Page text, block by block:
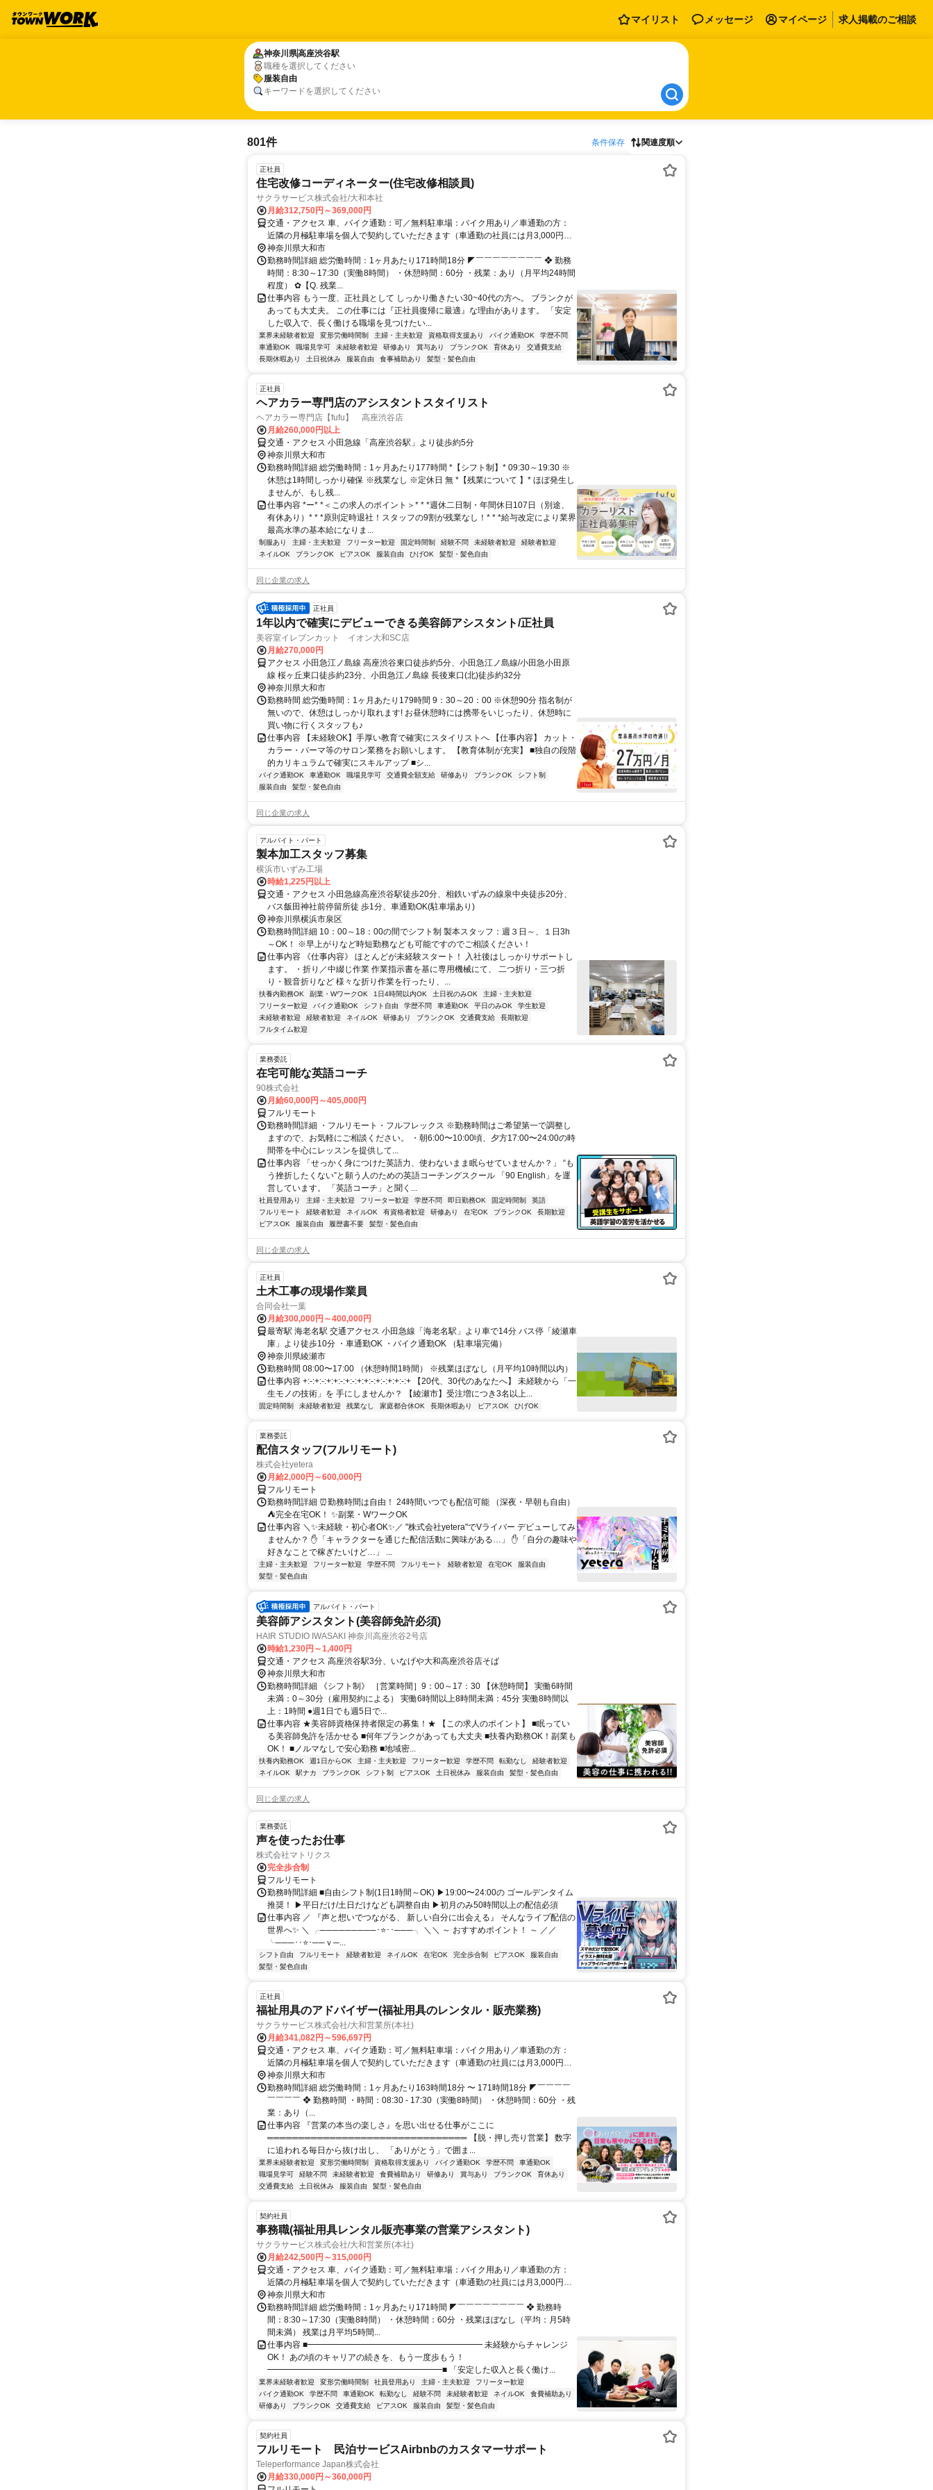
マイリスト メッセージ マイページ 求人掲載のご相談
神奈川県高座渋谷駅
職種を選択してください
服装自由
キーワードを選択してください
神奈川県高座渋谷駅
服装自由
801件 条件保存 関連度順
正社員
住宅改修コーディネーター(住宅改修相談員)
サクラサービス株式会社/大和本社
月給312,750円～369,000円
交通・アクセス 車、バイク通勤：可／無料駐車場：バイク用あり／車通勤の方：
近隣の月極駐車場を個人で契約していただきます（車通勤の社員には月3,000円を
駐車場補助金として支給します）
神奈川県大和市
勤務時間詳細 総労働時間：1ヶ月あたり171時間18分 ◤￣￣￣￣￣￣￣￣ ❖ 勤務
時間：8:30～17:30（実働8時間） ・休憩時間：60分 ・残業：あり（月平均24時間
程度） ✿【Q. 残業...
仕事内容 もう一度、正社員として しっかり働きたい30~40代の方へ。 ブランクが
あっても大丈夫。 この仕事には『正社員復帰に最適』な理由があります。 「安定
した収入で、長く働ける職場を見つけたい...
業界未経験者歓迎 変形労働時間制 主婦・主夫歓迎 資格取得支援あり バイク通勤OK
学歴不問
車通勤OK
職場見学可 未経験者歓迎 研修あり 賞与あり ブランクOK 育休あり
交通費支給
長期休暇あり
土日祝休み 服装自由 食事補助あり 髪型・髪色自由
正社員
ヘアカラー専門店のアシスタントスタイリスト
ヘアカラー専門店【fufu】 高座渋谷店
月給260,000円以上
交通・アクセス 小田急線「高座渋谷駅」より徒歩約5分
神奈川県大和市
勤務時間詳細 総労働時間：1ヶ月あたり177時間 *【シフト制】* 09:30～19:30 ※
休憩は1時間しっかり確保 ※残業なし ※定休日 無 *【残業について 】* ほぼ発生し
ませんが、もし残...
仕事内容 *ー* *＜この求人のポイント＞* * *週休二日制・年間休日107日（別途、
有休あり）* * *原則定時退社！スタッフの9割が残業なし！* * *給与改定により業界
最高水準の基本給になりま...
制服あり 主婦・主夫歓迎 フリーター歓迎 固定時間制 経験不問 未経験者歓迎
経験者歓迎
ネイルOK
ブランクOK ピアスOK 服装自由 ひげOK 髪型・髪色自由
同じ企業の求人
正社員
1年以内で確実にデビューできる美容師アシスタント/正社員
美容室イレブンカット イオン大和SC店
月給270,000円
アクセス 小田急江ノ島線 高座渋谷東口徒歩約5分、小田急江ノ島線/小田急小田原
線 桜ヶ丘東口徒歩約23分、小田急江ノ島線 長後東口(北)徒歩約32分
神奈川県大和市
勤務時間 総労働時間：1ヶ月あたり179時間 9：30～20：00 ※休憩90分 指名制が
無いので、休憩はしっかり取れます! お昼休憩時には携帯をいじったり、休憩時に
買い物に行くスタッフも♪
仕事内容 【未経験OK】手厚い教育で確実にスタイリストへ 【仕事内容】 カット・
カラー・パーマ等のサロン業務をお願いします。 【教育体制が充実】 ■独自の段階
的カリキュラムで確実にスキルアップ ■シ...
バイク通勤OK 車通勤OK 職場見学可 交通費全額支給 研修あり ブランクOK
シフト制
服装自由
髪型・髪色自由
同じ企業の求人
アルバイト・パート
製本加工スタッフ募集
横浜市いずみ工場
時給1,225円以上
交通・アクセス 小田急線高座渋谷駅徒歩20分、相鉄いずみの線泉中央徒歩20分、
バス飯田神社前停留所徒 歩1分、車通勤OK(駐車場あり)
神奈川県横浜市泉区
勤務時間詳細 10：00～18：00の間でシフト制 製本スタッフ：週３日～、１日3h
～OK！ ※早上がりなど時短勤務なども可能ですのでご相談ください！
仕事内容 《仕事内容》 ほとんどが未経験スタート！ 入社後はしっかりサポートし
ます。 ・折り／中綴じ作業 作業指示書を基に専用機械にて、 二つ折り・三つ折
り・観音折りなど 様々な折り作業を行ったり、...
扶養内勤務OK 副業・WワークOK 1日4時間以内OK 土日祝のみOK
主婦・主夫歓迎
フリーター歓迎
バイク通勤OK シフト自由 学歴不問 車通勤OK 平日のみOK
学生歓迎
未経験者歓迎
経験者歓迎 ネイルOK 研修あり ブランクOK 交通費支給
長期歓迎
フルタイム歓迎
業務委託
在宅可能な英語コーチ
90株式会社
月給60,000円～405,000円
フルリモート
勤務時間詳細 ・フルリモート・フルフレックス ※勤務時間はご希望第一で調整し
ますので、お気軽にご相談ください。 ・朝6:00〜10:00頃、夕方17:00〜24:00の時
間帯を中心にレッスンを提供して...
仕事内容 「せっかく身につけた英語力、使わないまま眠らせていませんか？」 “も
う挫折したくない”と願う人のための英語コーチングスクール 「90 English」を運
営しています。 「英語コーチ」と聞く...
社員登用あり 主婦・主夫歓迎 フリーター歓迎 学歴不問 即日勤務OK 固定時間制
英語
フルリモート
経験者歓迎 ネイルOK 有資格者歓迎 研修あり 在宅OK ブランクOK
長期歓迎
ピアスOK
服装自由 履歴書不要 髪型・髪色自由
同じ企業の求人
正社員
土木工事の現場作業員
合同会社一葉
月給300,000円～400,000円
最寄駅 海老名駅 交通アクセス 小田急線「海老名駅」より車で14分 バス停「綾瀬車
庫」より徒歩10分 ・車通勤OK ・バイク通勤OK （駐車場完備）
神奈川県綾瀬市
勤務時間 08:00〜17:00 （休憩時間1時間） ※残業ほぼなし（月平均10時間以内）
仕事内容 +:-:+:-:+:+:-:+:-:+:+:-:+:-:+:+:-:+ 【20代、30代のあなたへ】 未経験から「一
生モノの技術」を 手にしませんか？ 【綾瀬市】受注増につき3名以上...
固定時間制 未経験者歓迎 残業なし 家庭都合休OK 長期休暇あり ピアスOK ひげOK
業務委託
配信スタッフ(フルリモート)
株式会社yetera
月給2,000円～600,000円
フルリモート
勤務時間詳細 ⏰勤務時間は自由！ 24時間いつでも配信可能 （深夜・早朝も自由）
⛺完全在宅OK！ ✨副業・WワークOK
仕事内容 ＼✨未経験・初心者OK✨／ "株式会社yetera"でVライバー デビューしてみ
ませんか？ ✋「キャラクターを通じた配信活動に興味がある…」 ✋「自分の趣味や
好きなことで稼ぎたいけど…」 ...
主婦・主夫歓迎 フリーター歓迎 学歴不問 フルリモート 経験者歓迎 在宅OK
服装自由
髪型・髪色自由
アルバイト・パート
美容師アシスタント(美容師免許必須)
HAIR STUDIO IWASAKI 神奈川高座渋谷2号店
時給1,230円～1,400円
交通・アクセス 高座渋谷駅3分、いなげや大和高座渋谷店そば
神奈川県大和市
勤務時間詳細 《シフト制》 ［営業時間］9：00～17：30 【休憩時間】 実働6時間
未満：0～30分（雇用契約による） 実働6時間以上8時間未満：45分 実働8時間以
上：1時間 ●週1日でも週5日で...
仕事内容 ★美容師資格保持者限定の募集！★ 【この求人のポイント】 ■眠ってい
る美容師免許を活かせる ■何年ブランクがあっても大丈夫 ■扶養内勤務OK！副業も
OK！ ■ノルマなしで安心勤務 ■地域密...
扶養内勤務OK 週1日からOK 主婦・主夫歓迎 フリーター歓迎 学歴不問 転勤なし
経験者歓迎
ネイルOK
駅ナカ ブランクOK シフト制 ピアスOK 土日祝休み 服装自由 髪型・髪色自由
同じ企業の求人
業務委託
声を使ったお仕事
株式会社マトリクス
完全歩合制
フルリモート
勤務時間詳細 ■自由シフト制(1日1時間～OK) ▶19:00〜24:00の ゴールデンタイム
推奨！ ▶平日だけ/土日だけなども調整自由 ▶初月のみ50時間以上の配信必須
仕事内容 ／ 『声と想いでつながる、 新しい自分に出会える』 そんなライブ配信の
世界へ✨ ＼ ╭─────────･⭐･･───╮ ＼＼ ～ おすすめポイント！ ～ ／／
╰───･･⭐･──ｖ─...
シフト自由 フルリモート 経験者歓迎 ネイルOK 在宅OK 完全歩合制 ピアスOK
服装自由
髪型・髪色自由
正社員
福祉用具のアドバイザー(福祉用具のレンタル・販売業務)
サクラサービス株式会社/大和営業所(本社)
月給341,082円～596,697円
交通・アクセス 車、バイク通勤：可／無料駐車場：バイク用あり／車通勤の方：
近隣の月極駐車場を個人で契約していただきます（車通勤の社員には月3,000円を
駐車場補助金として支給します）
神奈川県大和市
勤務時間詳細 総労働時間：1ヶ月あたり163時間18分 〜 171時間18分 ◤￣￣￣￣
￣￣￣￣ ❖ 勤務時間 ・時間：08:30 - 17:30（実働8時間） ・休憩時間：60分 ・残
業：あり（...
仕事内容 『営業の本当の楽しさ』を思い出せる仕事がここに
════════════════════════════════ 【脱・押し売り営業】 数字
に追われる毎日から抜け出し、 「ありがとう」で囲ま...
業界未経験者歓迎 変形労働時間制 資格取得支援あり バイク通勤OK 学歴不問
車通勤OK
職場見学可
経験不問 未経験者歓迎 食費補助あり 研修あり 賞与あり ブランクOK
育休あり
交通費支給
土日祝休み 服装自由 髪型・髪色自由
契約社員
事務職(福祉用具レンタル販売事業の営業アシスタント)
サクラサービス株式会社/大和営業所(本社)
月給242,500円～315,000円
交通・アクセス 車、バイク通勤：可／無料駐車場：バイク用あり／車通勤の方：
近隣の月極駐車場を個人で契約していただきます（車通勤の社員には月3,000円を
駐車場補助金として支給します）
神奈川県大和市
勤務時間詳細 総労働時間：1ヶ月あたり171時間 ◤￣￣￣￣￣￣￣￣ ❖ 勤務時
間：8:30～17:30（実働8時間） ・休憩時間：60分 ・残業ほぼなし（平均：月5時
間未満） 残業は月平均5時間...
仕事内容 ■━━━━━━━━━━━━━━━━━━━━━ 未経験からチャレンジ
OK！ あの頃のキャリアの続きを、もう一度歩もう！
━━━━━━━━━━━━━━━━━━━━━■ 「安定した収入と長く働け...
業界未経験者歓迎 変形労働時間制 社員登用あり 主婦・主夫歓迎
フリーター歓迎
バイク通勤OK
学歴不問 車通勤OK 転勤なし 経験不問 未経験者歓迎 ネイルOK
食費補助あり
研修あり
ブランクOK 交通費支給 ピアスOK 服装自由 髪型・髪色自由
契約社員
フルリモート 民泊サービスAirbnbのカスタマーサポート
Teleperformance Japan株式会社
月給330,000円～360,000円